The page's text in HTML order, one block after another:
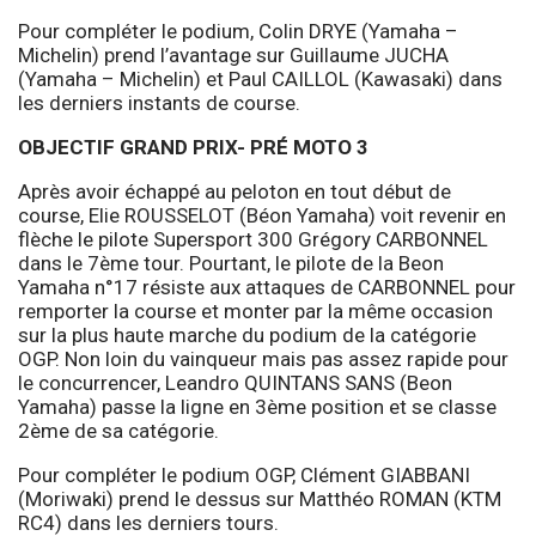
Pour compléter le podium, Colin DRYE (Yamaha –
Michelin) prend l’avantage sur Guillaume JUCHA
(Yamaha – Michelin) et Paul CAILLOL (Kawasaki) dans
les derniers instants de course.
OBJECTIF GRAND PRIX- PRÉ MOTO 3
Après avoir échappé au peloton en tout début de
course, Elie ROUSSELOT (Béon Yamaha) voit revenir en
flèche le pilote Supersport 300 Grégory CARBONNEL
dans le 7ème tour. Pourtant, le pilote de la Beon
Yamaha n°17 résiste aux attaques de CARBONNEL pour
remporter la course et monter par la même occasion
sur la plus haute marche du podium de la catégorie
OGP. Non loin du vainqueur mais pas assez rapide pour
le concurrencer, Leandro QUINTANS SANS (Beon
Yamaha) passe la ligne en 3ème position et se classe
2ème de sa catégorie.
Pour compléter le podium OGP, Clément GIABBANI
(Moriwaki) prend le dessus sur Matthéo ROMAN (KTM
RC4) dans les derniers tours.